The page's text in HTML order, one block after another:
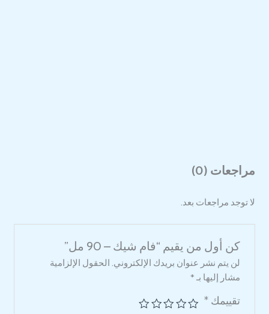
مراجعات (0)
لا توجد مراجعات بعد.
كن أول من يقيم “فام شيك – 90 مل”
لن يتم نشر عنوان بريدك الإلكتروني. الحقول الإلزامية
مشار إليها بـ *
تقييمك*